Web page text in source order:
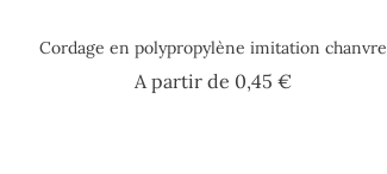
Cordage en polypropylène imitation chanvre
A partir de 0,45 €Prix